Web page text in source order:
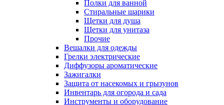
Полки для ванной
Стиральные шарики
Щетки для душа
Щетки для унитаза
Прочие
Вешалки для одежды
Грелки электрические
Диффузоры ароматические
Зажигалки
Защита от насекомых и грызунов
Инвентарь для огорода и сада
Инструменты и оборудование